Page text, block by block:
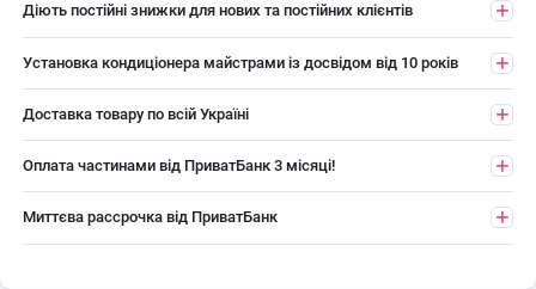
Діють постійні знижки для нових та постійних клієнтів
Установка кондиціонера майстрами із досвідом від 10 років
Доставка товару по всій Україні
Оплата частинами від ПриватБанк 3 місяці!
Миттєва рассрочка від ПриватБанк